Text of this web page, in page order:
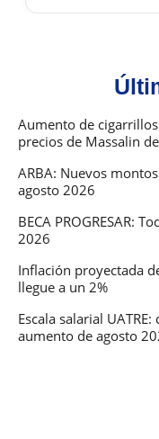
Aumento de
precios de Massalin
ARBA: Nuevos
agosto 2026
BECA PROGRESAR:
2026
Inflación proyectada
llegue a un 2%
Escala salarial
aumento de agosto